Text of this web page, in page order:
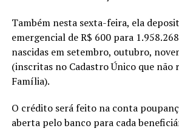
Também nesta sexta-feira, ela
emergencial de R$ 600 para
nascidas em setembro, outubro,
(inscritas no Cadastro Único que não
Família).
O crédito será feito na conta
aberta pelo banco para cada